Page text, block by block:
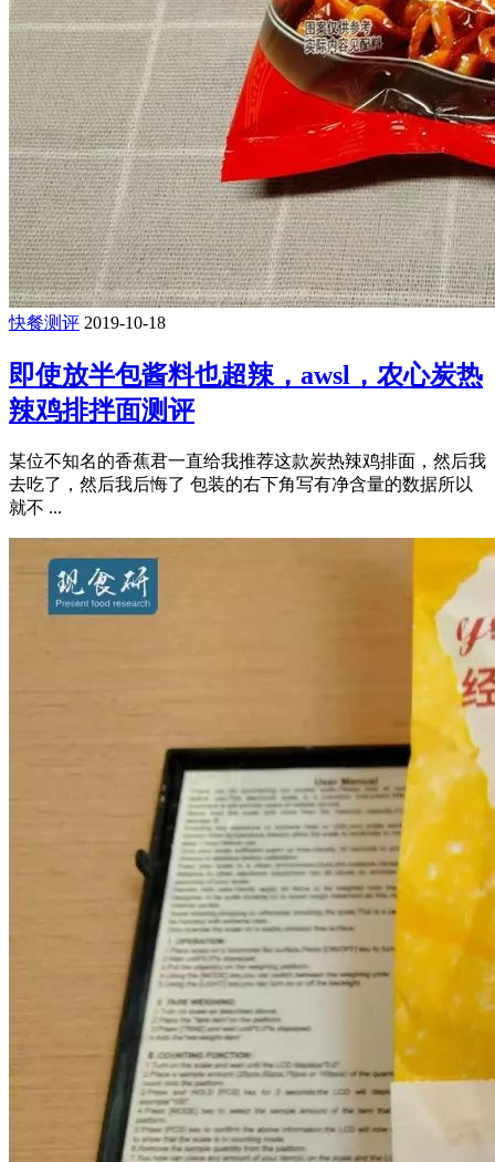
快餐测评 2019-10-18
即使放半包酱料也超辣，awsl，农心炭热
辣鸡排拌面测评
某位不知名的香蕉君一直给我推荐这款炭热辣鸡排面，然后我
去吃了，然后我后悔了 包装的右下角写有净含量的数据所以
就不 ...